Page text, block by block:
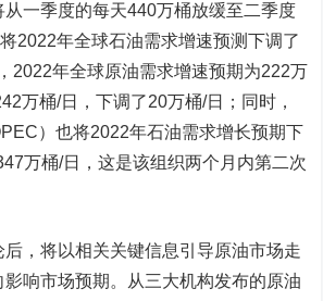
一季度的每天440万桶放缓至二季度
2022年全球石油需求增速预测下调了
2022年全球原油需求增速预期为222万
万桶/日，下调了20万桶/日；同时，
）也将2022年石油需求增长预期下
万桶/日，这是该组织两个月内第二次
，将以相关关键信息引导原油市场走
响市场预期。
从三大机构发布的原油